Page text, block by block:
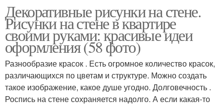
Декоративные рисунки на стене.
Рисунки на стене в квартире
своими руками: красивые идеи
оформления (58 фото)
Разнообразие красок . Есть огромное количество красок,
различающихся по цветам и структуре. Можно создать
такое изображение, какое душе угодно. Долговечность .
Роспись на стене сохраняется надолго. А если какая-то